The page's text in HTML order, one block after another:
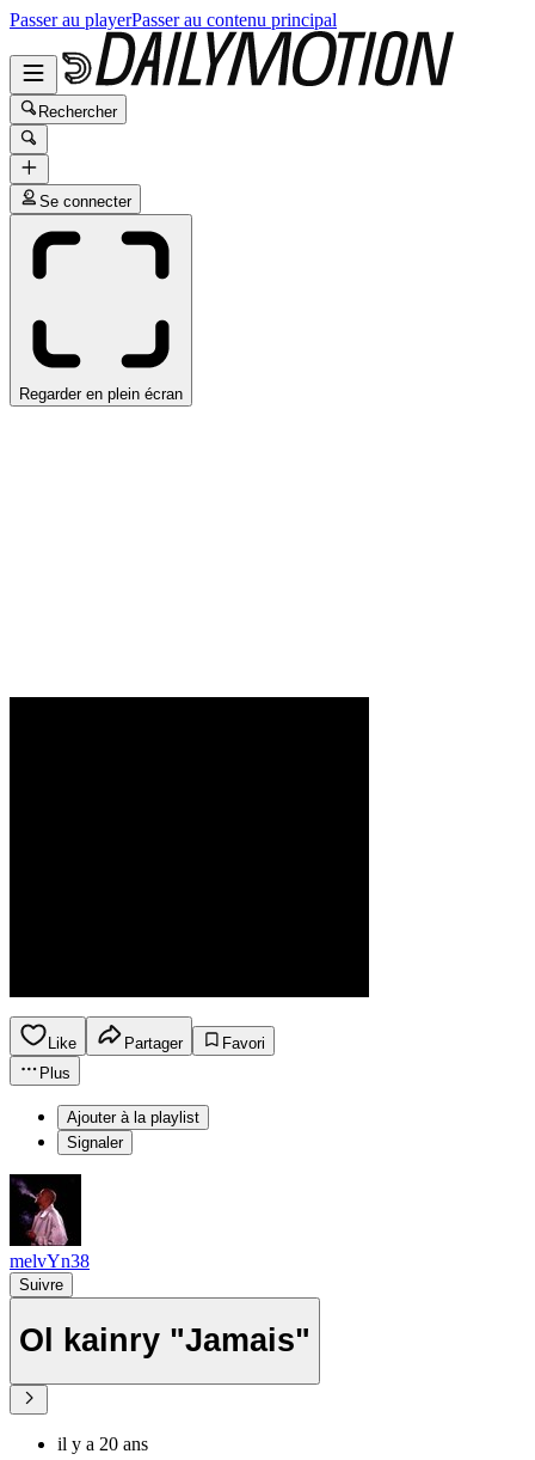
Passer au playerPasser au contenu principal
Rechercher
Se connecter
Regarder en plein écran
Like Partager
Favori
Plus
Ajouter à la playlist
Signaler
melvYn38
Suivre
Ol kainry "Jamais"
il y a 20 ans